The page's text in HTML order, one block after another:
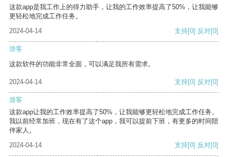
这款app是我工作上的得力助手，让我的工作效率提高了50%，让我能够
更轻松地完成工作任务。
2024-04-14
支持[0] 反对[0]
游客
这款软件的功能非常全面，可以满足我所有需求。
2024-04-14 支持[0] 反对[0]
游客
这款app让我的工作效率提高了50%，让我能够更轻松地完成工作任务。
我以前经常加班，现在有了这个app，我可以提前下班，有更多的时间陪
伴家人。
2024-04-14
支持[0] 反对[0]